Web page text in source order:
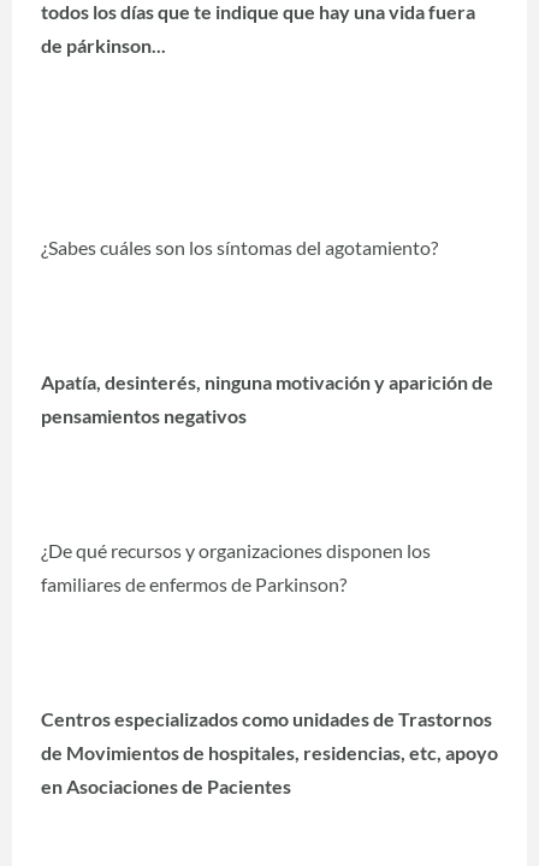
todos los días que te indique que hay una vida fuera
de párkinson...
¿Sabes cuáles son los síntomas del agotamiento?
Apatía, desinterés, ninguna motivación y aparición de
pensamientos negativos
¿De qué recursos y organizaciones disponen los
familiares de enfermos de Parkinson?
Centros especializados como unidades de Trastornos
de Movimientos de hospitales, residencias, etc, apoyo
en Asociaciones de Pacientes